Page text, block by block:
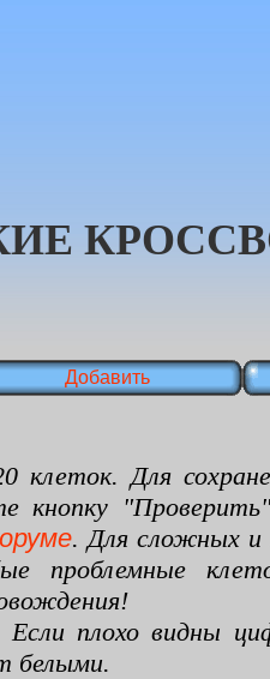
Добавить
Для
кнопку
. Для сложных и
плохо видны
белыми.